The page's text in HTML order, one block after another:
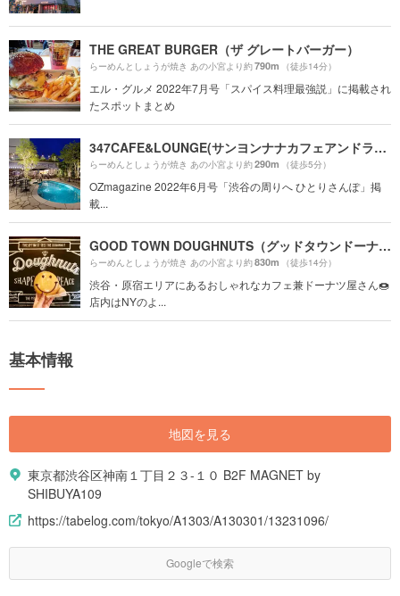
THE GREAT BURGER（ザ グレートバーガー）
らーめんとしょうが焼き あの小宮より約790m （徒歩14分）
エル・グルメ 2022年7月号「スパイス料理最強説」に掲載され
たスポットまとめ
347CAFE&LOUNGE(サンヨンナナカフェアンドラウンジ)
らーめんとしょうが焼き あの小宮より約290m （徒歩5分）
OZmagazine 2022年6月号「渋谷の周りへ ひとりさんぽ」掲
載...
GOOD TOWN DOUGHNUTS（グッドタウンドーナツ）
らーめんとしょうが焼き あの小宮より約830m （徒歩14分）
渋谷・原宿エリアにあるおしゃれなカフェ兼ドーナツ屋さん🍩
店内はNYのよ...
基本情報
地図を見る
東京都渋谷区神南１丁目２３-１０ B2F MAGNET by
SHIBUYA109
https://tabelog.com/tokyo/A1303/A130301/13231096/
Googleで検索